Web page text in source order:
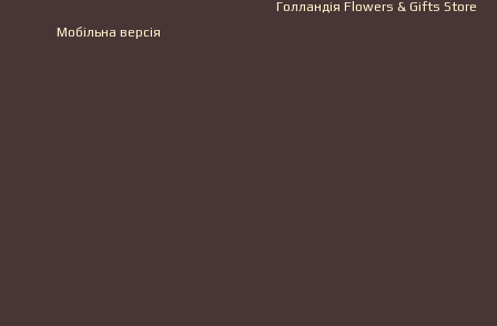
Мобільна версія
Голландія Flowers & Gifts Store